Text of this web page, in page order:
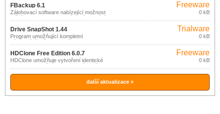
FBackup 6.1
Zálohovací software nabízející možnost
ručního nebo automatického zálohování
důležitých dat na libovolné úložiště
připojené prostřednictvím USB/Firewire
nebo v síti, v komprimované podobě
nebo formou identické kopie.
Freeware
0 kB
Drive SnapShot 1.44
Program umožňující kompletní
zálohování vašeho systému a dat
formou obrazu (image) disku.
Trialware
0 kB
HDClone Free Edition 6.0.7
HDClone umožňuje vytvoření identické
kopie dat pevného disku na jiném médiu
(IDE/ATA/SATA, SCSI a USB disk), na
fyzické úrovni.
Freeware
0 kB
další aktualizace »